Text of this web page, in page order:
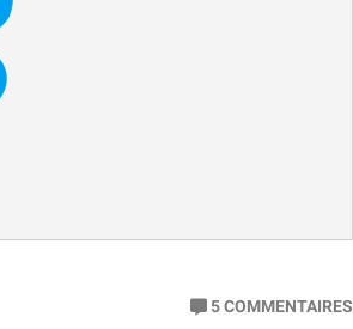
5COMMENTAIRES